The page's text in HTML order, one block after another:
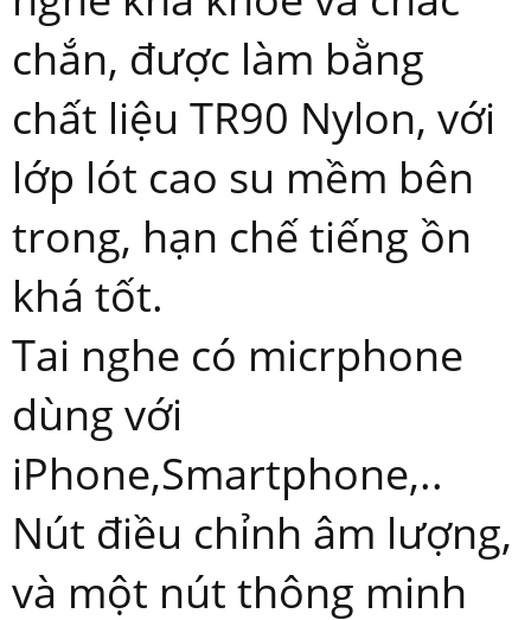
chắn, được làm bằng
chất liệu TR90 Nylon, với
lớp lót cao su mềm bên
trong, hạn chế tiếng ồn
khá tốt.
Tai nghe có micrphone
dùng với
iPhone,Smartphone,..
Nút điều chỉnh âm lượng,
và một nút thông minh